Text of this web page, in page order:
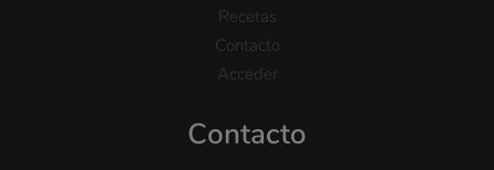
Recetas
Contacto
Acceder
Contacto